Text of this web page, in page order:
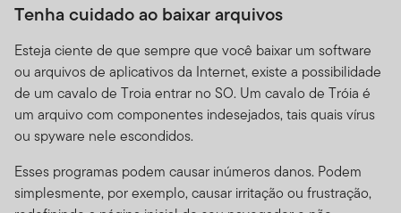
Tenha cuidado ao baixar arquivos
Esteja ciente de que sempre que você baixar um software
ou arquivos de aplicativos da Internet, existe a possibilidade
de um cavalo de Troia entrar no SO. Um cavalo de Tróia é
um arquivo com componentes indesejados, tais quais vírus
ou spyware nele escondidos.
Esses programas podem causar inúmeros danos. Podem
simplesmente, por exemplo, causar irritação ou frustração,